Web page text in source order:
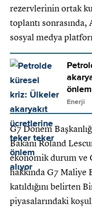
rezervlerinin ortak
toplantı
sosyal medya
Enerji
G7 Dönem
Bakanı Roland
ekonomik durum ve
hakkında G7 Maliye
katıldığını belirten
piyasalarındaki